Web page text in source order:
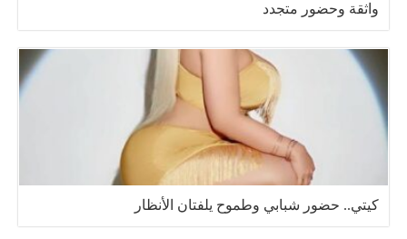
واثقة وحضور متجدد
كيتي.. حضور شبابي وطموح يلفتان الأنظار